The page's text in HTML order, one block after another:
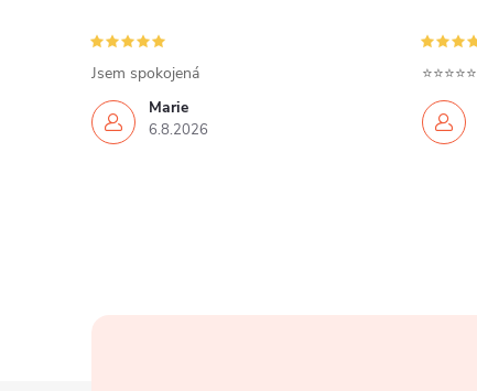
Marie
6.8.2026
Jsem spokojená
⭐⭐⭐⭐⭐